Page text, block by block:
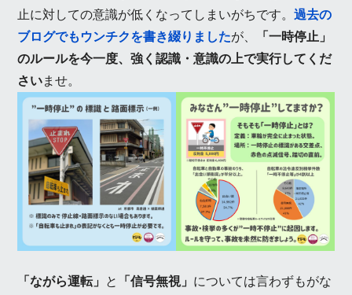
止に対しての意識が低くなってしまいがちです。過去の
ブログでもウンチクを書き綴りましたが、
「一時停止」
のルールを今一度、強く認識・意識の上で実行してくだ
さいませ。
「ながら運転」 と 「信号無視」 については言わずもがな